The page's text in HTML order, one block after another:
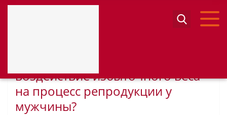
воздействие избыточного веса
на процесс репродукции у
мужчины?